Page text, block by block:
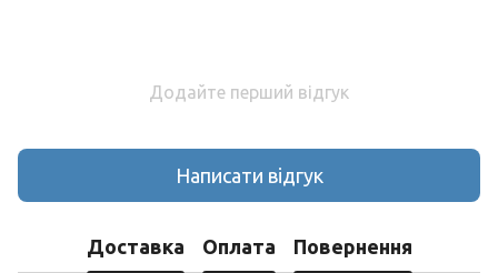
Додайте перший відгук
Написати відгук
Доставка Оплата Повернення